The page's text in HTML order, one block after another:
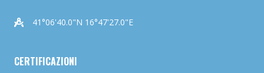
41°06'40.0"N 16°47'27.0"E
CERTIFICAZIONI